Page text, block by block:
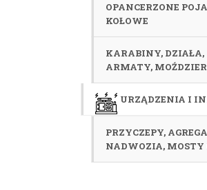
OPANCERZONE
KOŁOWE
KARABINY, DZIAŁA,
ARMATY,
URZĄDZENIA I
PRZYCZEPY,
NADWOZIA,